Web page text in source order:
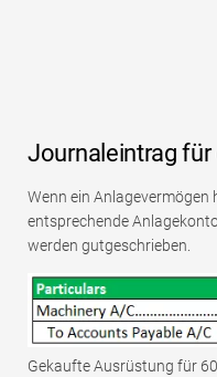
Journaleintrag
Wenn ein
entsprechende
werden gutgeschrieben.
Gekaufte Ausrüstung für